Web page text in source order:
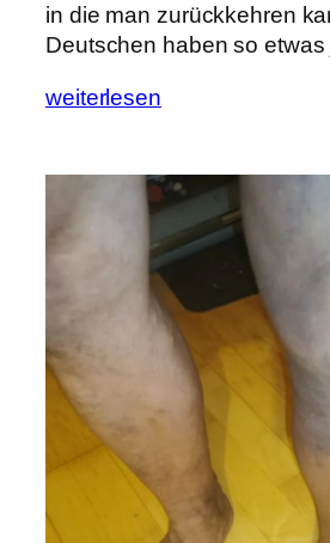
in die man zurückkehren
Deutschen haben so
weiterlesen